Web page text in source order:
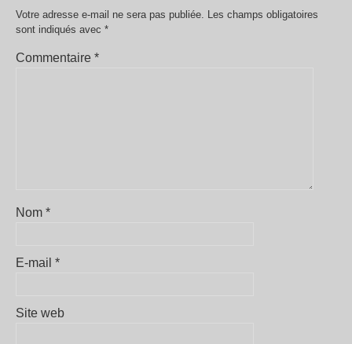
Votre adresse e-mail ne sera pas publiée. Les champs obligatoires
sont indiqués avec *
Commentaire *
Nom *
E-mail *
Site web